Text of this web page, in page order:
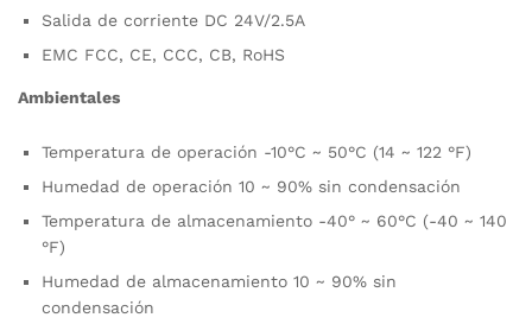
Salida de corriente DC 24V/2.5A
EMC FCC, CE, CCC, CB, RoHS
Ambientales
Temperatura de operación -10°C ~ 50°C (14 ~ 122 °F)
Humedad de operación 10 ~ 90% sin condensación
Temperatura de almacenamiento -40° ~ 60°C (-40 ~ 140
°F)
Humedad de almacenamiento 10 ~ 90% sin
condensación